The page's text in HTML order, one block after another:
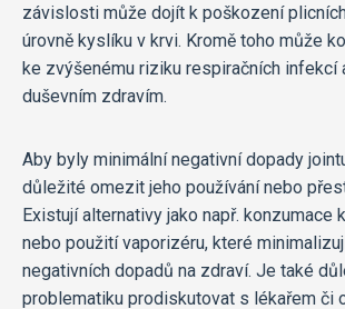
závislosti může dojít k poškození
úrovně kyslíku v krvi. Kromě toho může
ke zvýšenému riziku respiračních infekcí
duševním zdravím.
Aby byly minimální negativní dopady
důležité omezit jeho používání nebo
Existují alternativy jako např. konzumace
nebo použití vaporizéru, které
negativních dopadů na zdraví. Je také
problematiku prodiskutovat s lékařem či